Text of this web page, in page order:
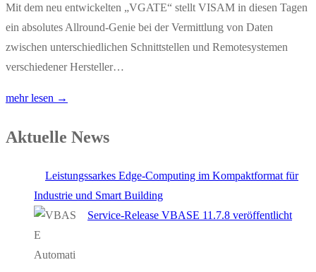
Mit dem neu entwickelten „VGATE“ stellt VISAM in diesen Tagen
ein absolutes Allround-Genie bei der Vermittlung von Daten
zwischen unterschiedlichen Schnittstellen und Remotesystemen
verschiedener Hersteller…
mehr lesen →
Aktuelle News
Leistungssarkes Edge-Computing im Kompaktformat für
Industrie und Smart Building
Service-Release VBASE 11.7.8 veröffentlicht